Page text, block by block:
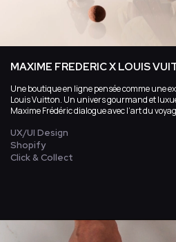
MAXIME FREDERIC X LOUIS
Une boutique en ligne pensée comme une
Louis Vuitton. Un univers gourmand et
Maxime Frédéric dialogue avec l’art du
UX/UI Design
Shopify
Click & Collect